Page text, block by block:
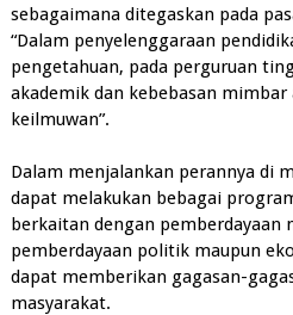
sebagaimana ditegaskan pada
“Dalam penyelenggaraan
pengetahuan, pada perguruan
akademik dan kebebasan
keilmuwan”.
Dalam menjalankan perannya di
dapat melakukan bebagai
berkaitan dengan pemberdayaan
pemberdayaan politik maupun
dapat memberikan gagasan-
masyarakat.